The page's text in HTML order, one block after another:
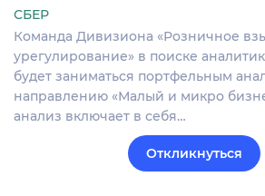
СБЕР
Команда Дивизиона «Розничное
урегулирование» в поиске
будет заниматься портфельным
направлению «Малый и микро
анализ включает в себя…
Откликнуться